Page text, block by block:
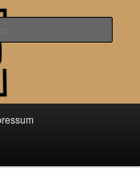
Geschichtswissenschaft